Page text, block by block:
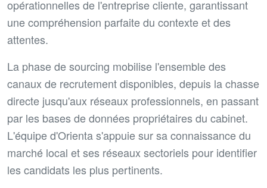
opérationnelles de l'entreprise cliente, garantissant
une compréhension parfaite du contexte et des
attentes.
La phase de sourcing mobilise l'ensemble des
canaux de recrutement disponibles, depuis la chasse
directe jusqu'aux réseaux professionnels, en passant
par les bases de données propriétaires du cabinet.
L'équipe d'Orienta s'appuie sur sa connaissance du
marché local et ses réseaux sectoriels pour identifier
les candidats les plus pertinents.